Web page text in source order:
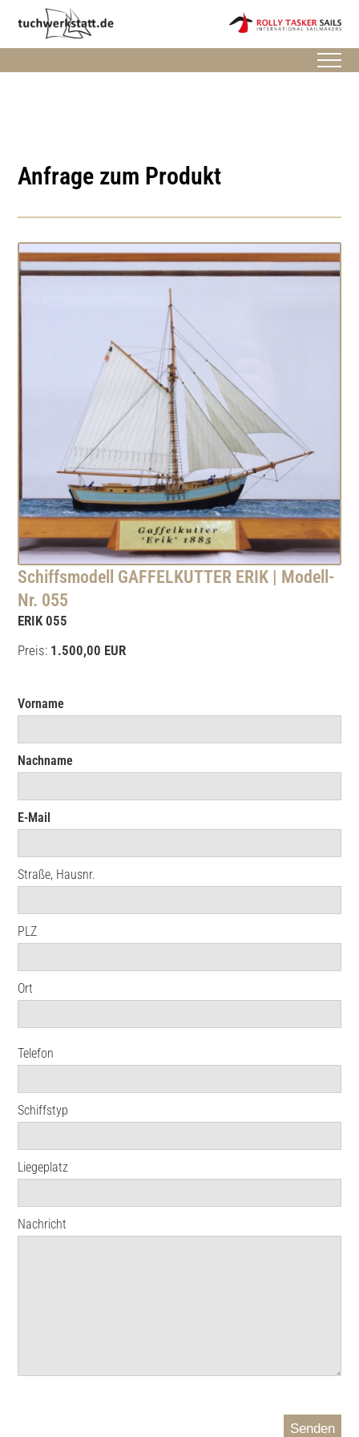
Anfrage zum Produkt
Schiffsmodell GAFFELKUTTER ERIK | Modell-
Nr. 055
ERIK 055
Preis: 1.500,00 EUR
Vorname
Nachname
E-Mail
Straße, Hausnr.
PLZ
Ort
Telefon
Schiffstyp
Liegeplatz
Nachricht
Senden